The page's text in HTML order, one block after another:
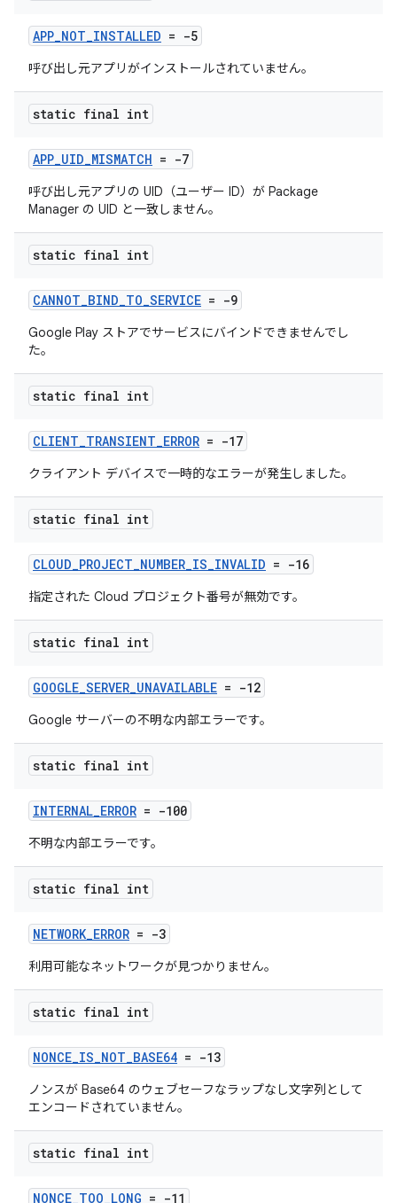
APP_NOT_INSTALLED = -5
呼び出し元アプリがインストールされていません。
static final int
APP_UID_MISMATCH = -7
呼び出し元アプリの UID（ユーザー ID）が Package
Manager の UID と一致しません。
static final int
CANNOT_BIND_TO_SERVICE = -9
Google Play ストアでサービスにバインドできませんでし
た。
static final int
CLIENT_TRANSIENT_ERROR = -17
クライアント デバイスで一時的なエラーが発生しました。
static final int
CLOUD_PROJECT_NUMBER_IS_INVALID = -16
指定された Cloud プロジェクト番号が無効です。
static final int
GOOGLE_SERVER_UNAVAILABLE = -12
Google サーバーの不明な内部エラーです。
static final int
INTERNAL_ERROR = -100
不明な内部エラーです。
static final int
NETWORK_ERROR = -3
利用可能なネットワークが見つかりません。
static final int
NONCE_IS_NOT_BASE64 = -13
ノンスが Base64 のウェブセーフなラップなし文字列として
エンコードされていません。
static final int
NONCE_TOO_LONG = -11